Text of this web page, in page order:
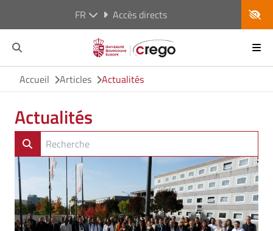
FR Accès directs
Accueil Articles Actualités
Actualités